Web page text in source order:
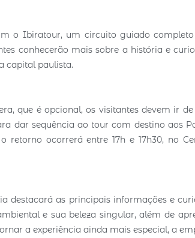
o Ibiratour, um circuito guiado
conhecerão mais sobre a história e
capital paulista.
que é opcional, os visitantes devem ir
dar sequência ao tour com destino aos
retorno ocorrerá entre 17h e 17h30, no
destacará as principais informações e
e sua beleza singular, além de
a experiência ainda mais especial, a